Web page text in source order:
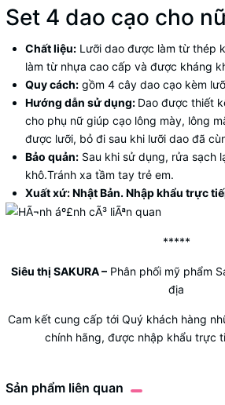
Set 4 dao cạo cho
Chất liệu: Lưỡi dao được làm từ thép
làm từ nhựa cao cấp và được kháng
Quy cách: gồm 4 cây dao cạo kèm
Hướng dẫn sử dụng: Dao được thiết
cho phụ nữ giúp cạo lông mày, lông
được lưỡi, bỏ đi sau khi lưỡi dao đã
Bảo quản: Sau khi sử dụng, rửa sạch
khô.Tránh xa tầm tay trẻ em.
Xuất xứ: Nhật Bản. Nhập khẩu trực
*****
Siêu thị SAKURA–Phân phối mỹ phẩm
địa
Cam kết cung cấp tới Quý khách hàng
chính hãng, được nhập khẩu trực
Sản phẩm liên quan